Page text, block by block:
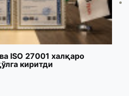
ISO 27001 халқаро
киритди